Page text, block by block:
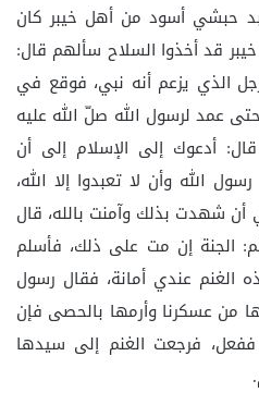
حبشي أسود من أهل خيبر كان
قد أخذوا السلاح سألهم قال:
الذي يزعم أنه نبي، فوقع في
عمد لرسول الله صلّ الله عليه
أدعوك إلى الإسلام إلى أن
الله وأن لا تعبدوا إلا الله،
أن شهدت بذلك وآمنت بالله، قال
الجنة إن مت على ذلك، فأسلم
الغنم عندي أمانة، فقال رسول
من عسكرنا وأرمها بالحصى فإن
فرجعت الغنم إلى سيدها